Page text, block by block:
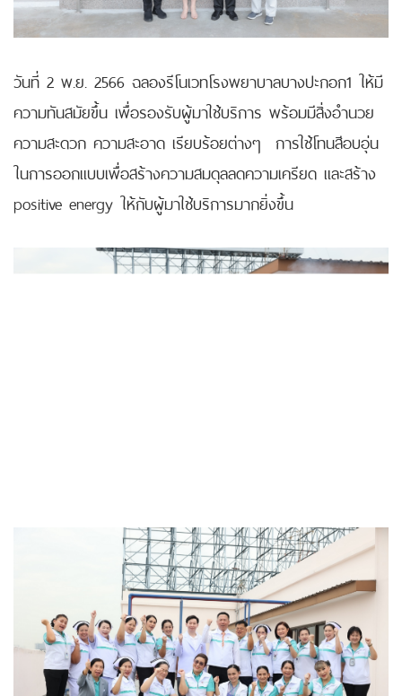
วันที่ 2 พ.ย. 2566 ฉลองรีโนเวทโรงพยาบาลบางปะกอก1 ให้มี
ความทันสมัยขึ้น เพื่อรองรับผู้มาใช้บริการ พร้อมมีสิ่งอำนวย
ความสะดวก ความสะอาด เรียบร้อยต่างๆ การใช้โทนสีอบอุ่น
ในการออกแบบเพื่อสร้างความสมดุลลดความเครียด และสร้าง
positive energy ให้กับผู้มาใช้บริการมากยิ่งขึ้น